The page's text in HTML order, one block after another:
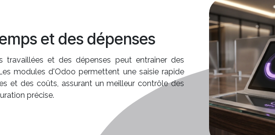
et des dépenses
travaillées et des dépenses peut entraîner des
modules d'Odoo permettent une saisie rapide
et des coûts, assurant un meilleur contrôle des
précise.